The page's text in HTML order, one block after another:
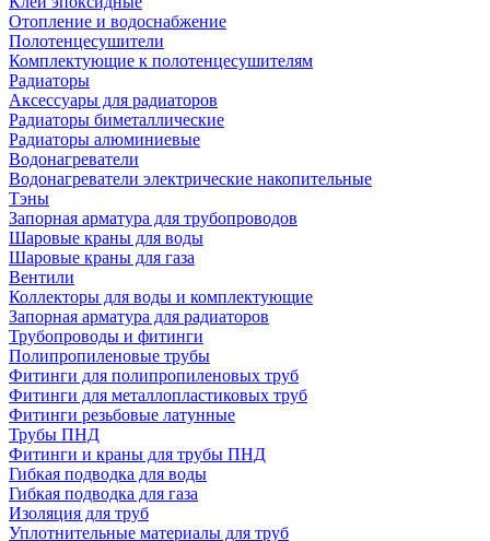
Отопление и водоснабжение
Полотенцесушители
Комплектующие к полотенцесушителям
Радиаторы
Аксессуары для радиаторов
Радиаторы биметаллические
Радиаторы алюминиевые
Водонагреватели
Водонагреватели электрические накопительные
Тэны
Запорная арматура для трубопроводов
Шаровые краны для воды
Шаровые краны для газа
Вентили
Коллекторы для воды и комплектующие
Запорная арматура для радиаторов
Трубопроводы и фитинги
Полипропиленовые трубы
Фитинги для полипропиленовых труб
Фитинги для металлопластиковых труб
Фитинги резьбовые латунные
Трубы ПНД
Фитинги и краны для трубы ПНД
Гибкая подводка для воды
Гибкая подводка для газа
Изоляция для труб
Уплотнительные материалы для труб